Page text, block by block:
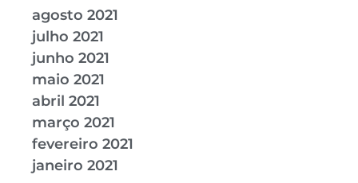
agosto 2021
julho 2021
junho 2021
maio 2021
abril 2021
março 2021
fevereiro 2021
janeiro 2021